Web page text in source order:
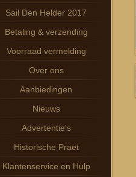
Sail Den Helder 2017
Betaling & verzending
Voorraad vermelding
Over ons
Aanbiedingen
Nieuws
Advertentie's
Historische Praet
Klantenservice en Hulp